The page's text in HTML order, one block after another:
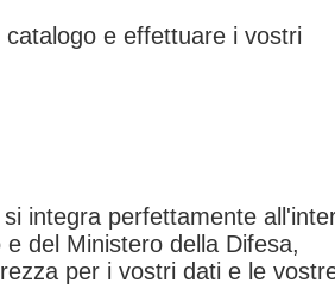
e effettuare i vostri
integra perfettamente
del Ministero della Difesa,
per i vostri dati e le